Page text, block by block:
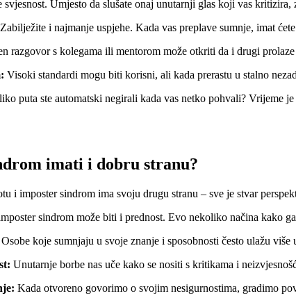
Umjesto da slušate onaj unutarnji glas koji vas
Zabilježite i najmanje uspjehe. Kada vas preplave sumnje, imat
razgovor s kolegama ili mentorom može otkriti da i drugi
Visoki standardi mogu biti korisni, ali kada prerastu u stalno
puta ste automatski negirali kada vas netko pohvali? Vrijeme
imati i dobru stranu?
i imposter sindrom ima svoju drugu stranu – sve je stvar
sindrom može biti i prednost. Evo nekoliko načina kako
Osobe koje sumnjaju u svoje znanje i sposobnosti često ulažu
Unutarnje borbe nas uče kako se nositi s kritikama i
Kada otvoreno govorimo o svojim nesigurnostima, gradimo